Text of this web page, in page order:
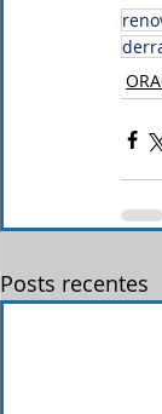
Posts recentes